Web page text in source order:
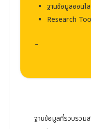
ฐานข้อมูลออนไ
Research
–
ฐานข้อมูลที่รวบรวม